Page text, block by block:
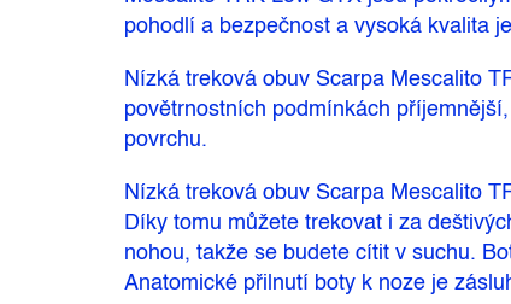
pohodlí a bezpečnost a vysoká kvalita
Nízká treková obuv Scarpa Mescalito
povětrnostních podmínkách
povrchu.
Nízká treková obuv Scarpa Mescalito
Díky tomu můžete trekovat i za
nohou, takže se budete cítit v suchu.
Anatomické přilnutí boty k noze je